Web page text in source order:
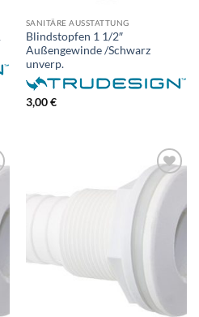
SANITÄRE AUSSTATTUNG
Blindstopfen 1 1/2″
Außengewinde /Schwarz
unverp.
3,00€